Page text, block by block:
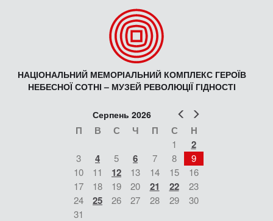
НАЦІОНАЛЬНИЙ МЕМОРІАЛЬНИЙ КОМПЛЕКС ГЕРОЇВ
НЕБЕСНОЇ СОТНІ – МУЗЕЙ РЕВОЛЮЦІЇ ГІДНОСТІ
Попер
Серпень 2026
П В С Ч П С Н
1 2
3 4 5 6 7 8
9
10
11 12 13 14 15
16
17
18 19 20 21 22
23
24
25 26 27 28 29
30
31